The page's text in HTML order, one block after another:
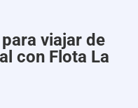
viajar de
con Flota La